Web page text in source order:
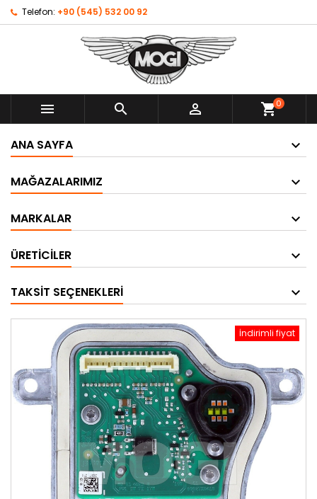
Telefon: +90 (545) 532 00 92
   shopping_cart0
ANA SAYFA
MAĞAZALARIMIZ
MARKALAR
ÜRETICILER
TAKSIT SEÇENEKLERI
İndirimli fiyat